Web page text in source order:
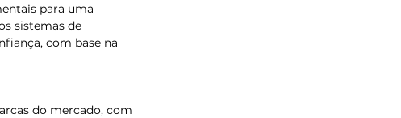
para uma
sistemas de
com base na
do mercado, com